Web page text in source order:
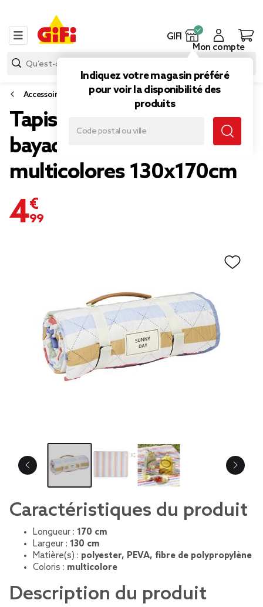
GIFI
Indiquez votre magasin préféré
pour voir la disponibilité des
produits
Mon compte
Accessoires de camping
Tapis pique-nique
bayadère rayures
multicolores 130x170cm
4,99 €
Caractéristiques du produit
Longueur : 170 cm
Largeur : 130 cm
Matière(s) : polyester, PEVA, fibre de polypropylène
Coloris : multicolore
Description du produit